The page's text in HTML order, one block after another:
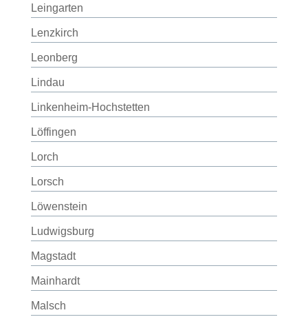
Leingarten
Lenzkirch
Leonberg
Lindau
Linkenheim-Hochstetten
Löffingen
Lorch
Lorsch
Löwenstein
Ludwigsburg
Magstadt
Mainhardt
Malsch